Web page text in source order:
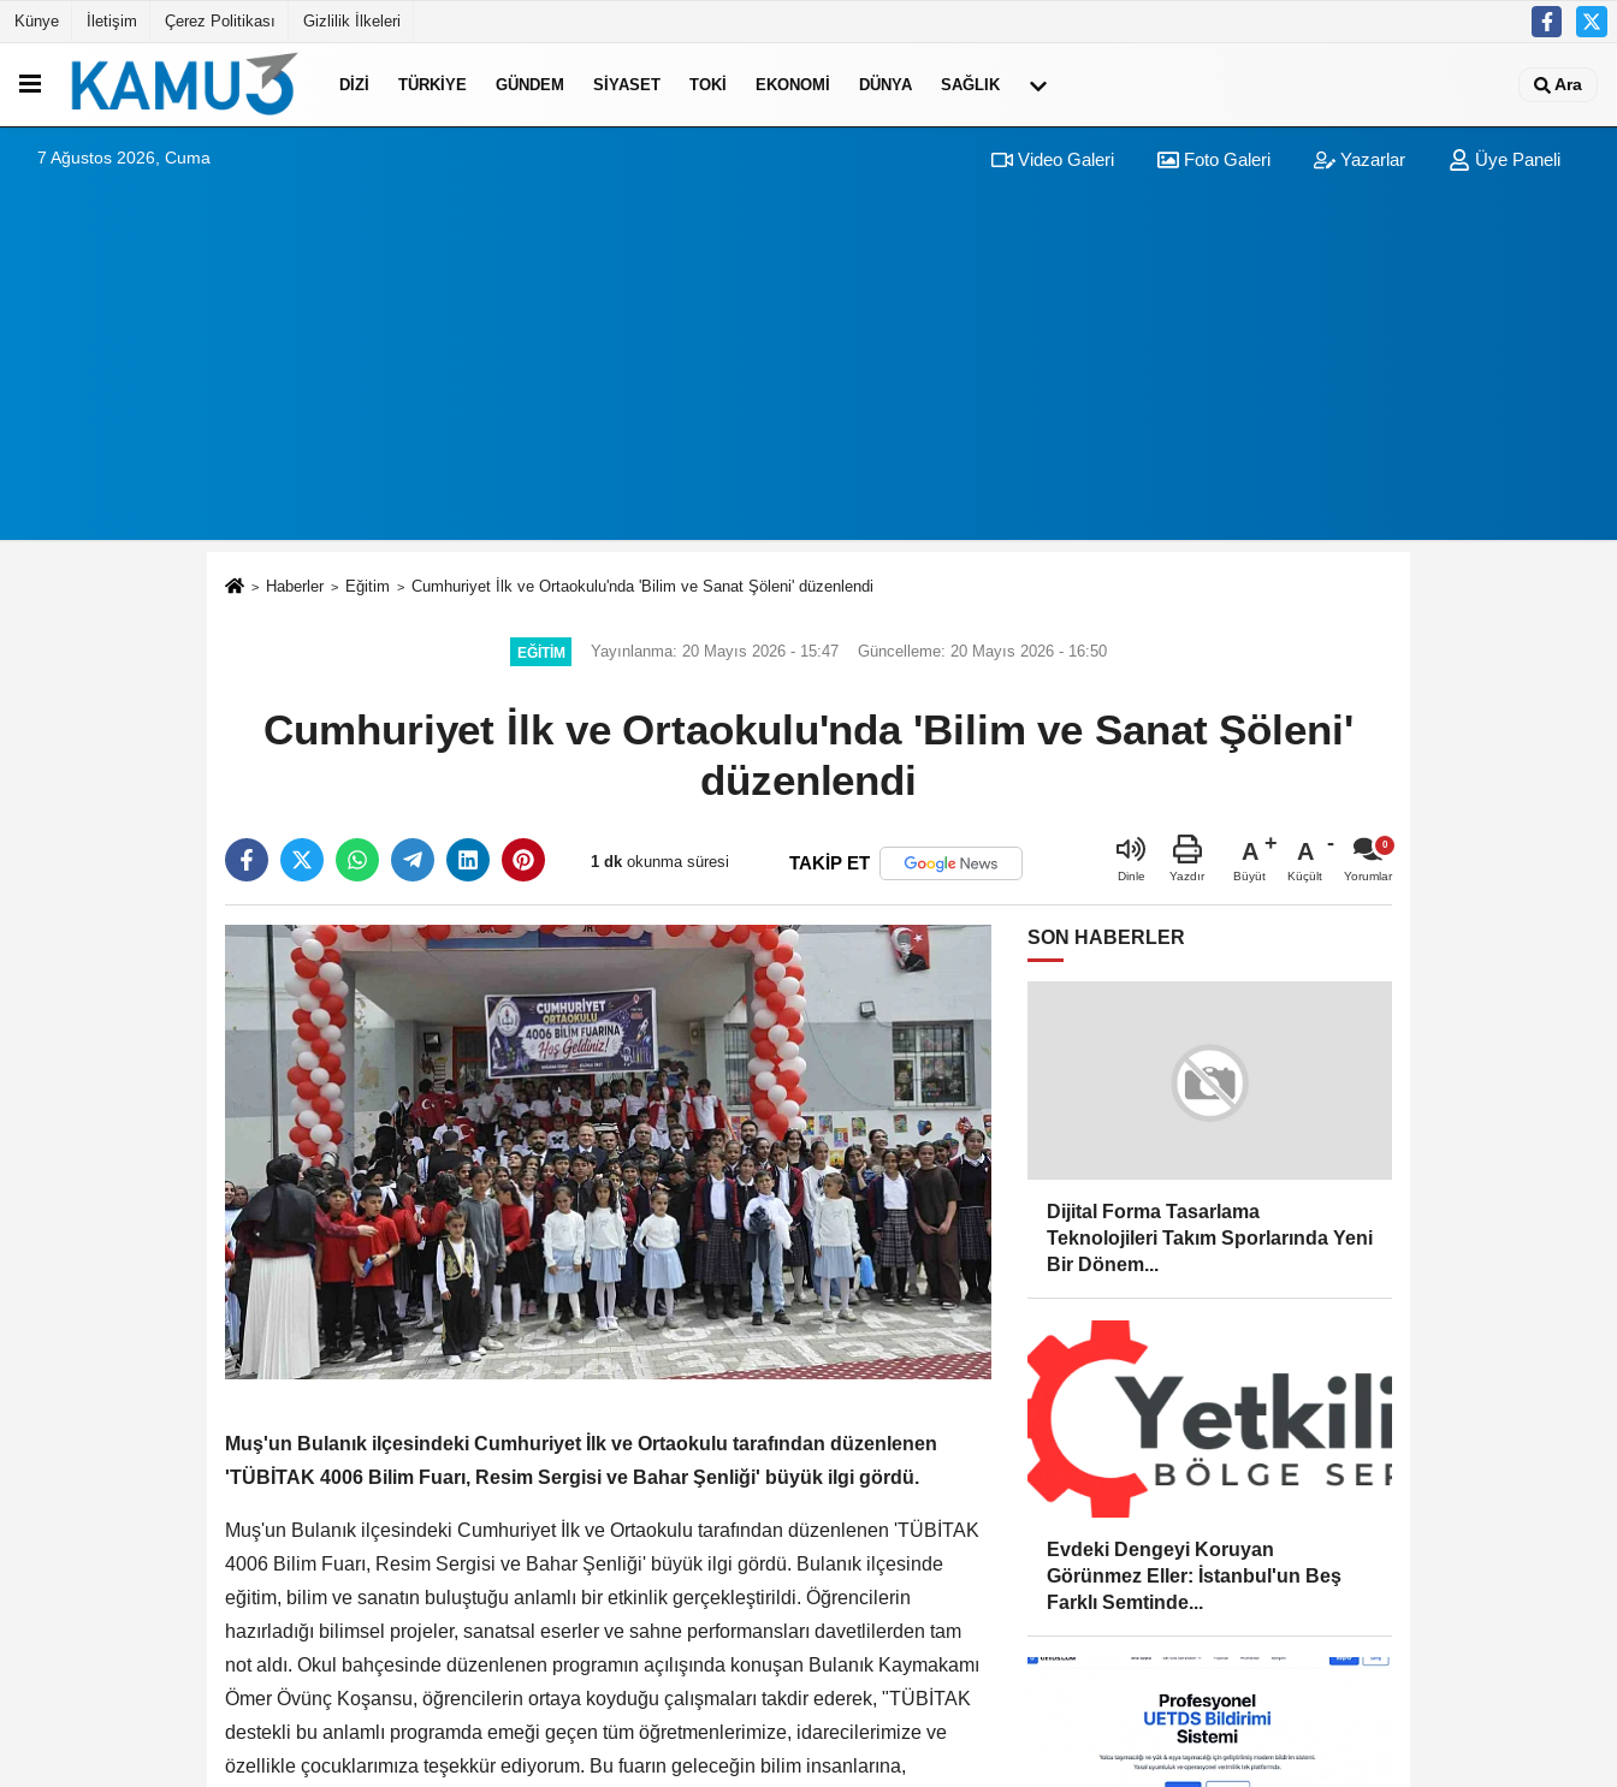
Künye İletişim Çerez Politikası Gizlilik İlkeleri
DIZI TÜRKIYE GÜNDEM SIYASET TOKI EKONOMI DÜNYA SAĞLIK Ara
7 Ağustos 2026, Cuma Video Galeri Foto Galeri Yazarlar Üye Paneli
Haberler Eğitim Cumhuriyet İlk ve Ortaokulu'nda 'Bilim ve Sanat Şöleni' düzenlendi
EĞITIM Yayınlanma: 20 Mayıs 2026 - 15:47 Güncelleme: 20 Mayıs 2026 - 16:50
Cumhuriyet İlk ve Ortaokulu'nda 'Bilim ve Sanat Şöleni'
düzenlendi
1 dk okunma süresi TAKİP ET
Dinle Yazdır
A
Büyüt
A
Küçült Yorumlar
Muş'un Bulanık ilçesindeki Cumhuriyet İlk ve Ortaokulu tarafından düzenlenen
'TÜBİTAK 4006 Bilim Fuarı, Resim Sergisi ve Bahar Şenliği' büyük ilgi gördü.
Muş'un Bulanık ilçesindeki Cumhuriyet İlk ve Ortaokulu tarafından düzenlenen 'TÜBİTAK
4006 Bilim Fuarı, Resim Sergisi ve Bahar Şenliği' büyük ilgi gördü. Bulanık ilçesinde
eğitim, bilim ve sanatın buluştuğu anlamlı bir etkinlik gerçekleştirildi. Öğrencilerin
hazırladığı bilimsel projeler, sanatsal eserler ve sahne performansları davetlilerden tam
not aldı. Okul bahçesinde düzenlenen programın açılışında konuşan Bulanık Kaymakamı
Ömer Övünç Koşansu, öğrencilerin ortaya koyduğu çalışmaları takdir ederek, "TÜBİTAK
destekli bu anlamlı programda emeği geçen tüm öğretmenlerimize, idarecilerimize ve
özellikle çocuklarımıza teşekkür ediyorum. Bu fuarın geleceğin bilim insanlarına,
SON HABERLER
Dijital Forma Tasarlama
Teknolojileri Takım Sporlarında Yeni
Bir Dönem...
Evdeki Dengeyi Koruyan
Görünmez Eller: İstanbul'un Beş
Farklı Semtinde...